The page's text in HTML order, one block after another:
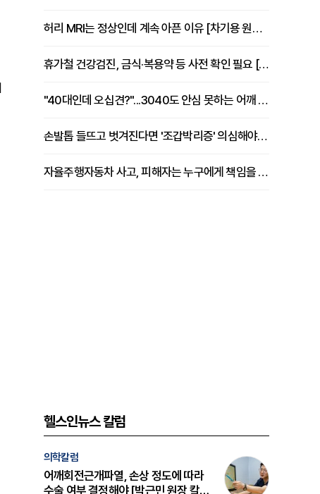
허리 MRI는 정상인데 계속 아픈 이유 [차기용 원장 칼럼]
휴가철 건강검진, 금식·복용약 등 사전 확인 필요 [정도감 원장 칼럼]
"40대인데 오십견?"...3040도 안심 못하는 어깨 유착성 관절낭염
손발톱 들뜨고 벗겨진다면 '조갑박리증' 의심해야 [김철윤 원장 칼럼]
자율주행자동차 사고, 피해자는 누구에게 책임을 물을 수 있을까
헬스인뉴스 칼럼
의학칼럼
어깨회전근개파열, 손상 정도에 따라
수술 여부 결정해야 [박근민 원장 칼